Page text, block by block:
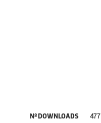
Nº DOWNLOADS 477